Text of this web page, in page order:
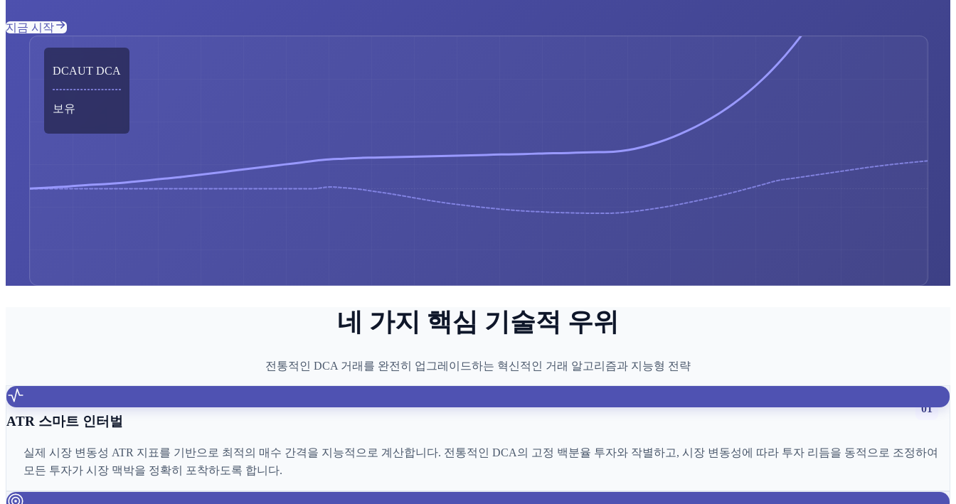
지금 시작
DCAUT DCA
보유
네 가지 핵심 기술적 우위
전통적인 DCA 거래를 완전히 업그레이드하는 혁신적인 거래 알고리즘과 지능형 전략
01
ATR 스마트 인터벌
실제 시장 변동성 ATR 지표를 기반으로 최적의 매수 간격을 지능적으로 계산합니다. 전통적인 DCA의 고정 백분율 투자와 작별하고, 시장 변동성에 따라 투자 리듬을 동적으로 조정하여
모든 투자가 시장 맥박을 정확히 포착하도록 합니다.